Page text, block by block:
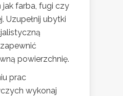
jak farba, fugi czy
Uzupełnij ubytki
powierzchnię.
prac
wykonaj